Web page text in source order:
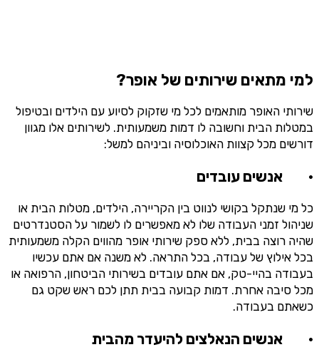
למי מתאים שירותים של אופר?
שירותי האופר מותאמים לכל מי שזקוק לסיוע עם הילדים ובטיפול
במטלות הבית וחשובה לו דמות משמעותית. לשירותים אלו מגוון
דורשים מכל קצוות האוכלוסיה וביניהם למשל:
· אנשים עובדים
כל מי שנתקל בקושי לנווט בין הקריירה, הילדים, מטלות הבית או
שניהול זמני העבודה שלו לא מאפשרים לו לשמור על הסטנדרטים
שהיה רוצה בבית, ללא ספק שירותי אופר מהווים הקלה משמעותית
בכל אילוץ של עבודה, בכל התראה. לא משנה אם אתם עכשיו
בעבודה בהיי-טק, אם אתם עובדים בשירותי הביטחון, הרפואה או
מכל סיבה אחרת. דמות קבועה בבית תתן לכם ראש שקט גם
כשאתם בעבודה.
· אנשים הנאלצים להיעדר מהבית